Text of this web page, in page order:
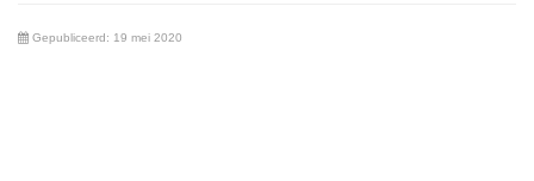
Gepubliceerd: 19 mei 2020